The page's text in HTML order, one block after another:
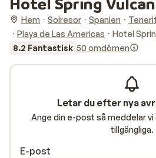
Hem Solresor Spanien
Playa de Las Americas
Hotel
8.2 Fantastisk 50 omdömen
Letar du efter nya
Ange din e-post så meddelar vi
tillgängliga.
E-post